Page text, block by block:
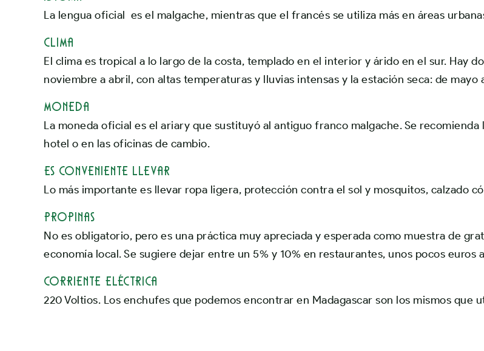
La lengua oficial es el malgache, mientras que el francés se utiliza más en áreas
CLIMA
El clima es tropical a lo largo de la costa, templado en el interior y árido en el sur. Hay
noviembre a abril, con altas temperaturas y lluvias intensas y la estación seca: de
MONEDA
La moneda oficial es el ariary que sustituyó al antiguo franco malgache. Se
hotel o en las oficinas de cambio.
ES CONVENIENTE LLEVAR
Lo más importante es llevar ropa ligera, protección contra el sol y mosquitos, calzado
PROPINAS
No es obligatorio, pero es una práctica muy apreciada y esperada como muestra de
economía local. Se sugiere dejar entre un 5% y 10% en restaurantes, unos pocos euros
CORRIENTE ELÉCTRICA
220 Voltios. Los enchufes que podemos encontrar en Madagascar son los mismos que